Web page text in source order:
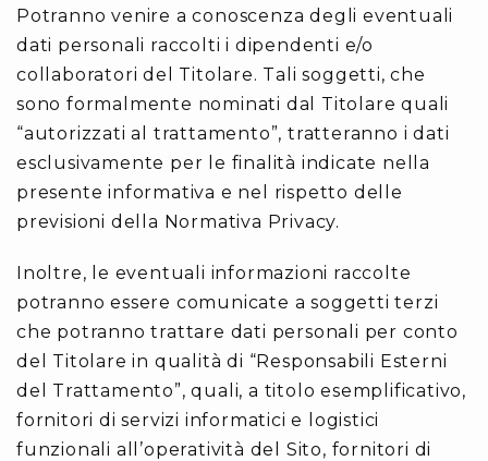
Potranno venire a conoscenza degli eventuali
dati personali raccolti i dipendenti e/o
collaboratori del Titolare. Tali soggetti, che
sono formalmente nominati dal Titolare quali
“autorizzati al trattamento”, tratteranno i dati
esclusivamente per le finalità indicate nella
presente informativa e nel rispetto delle
previsioni della Normativa Privacy.
Inoltre, le eventuali informazioni raccolte
potranno essere comunicate a soggetti terzi
che potranno trattare dati personali per conto
del Titolare in qualità di “Responsabili Esterni
del Trattamento”, quali, a titolo esemplificativo,
fornitori di servizi informatici e logistici
funzionali all’operatività del Sito, fornitori di